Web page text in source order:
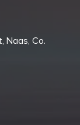
Naas, Co.